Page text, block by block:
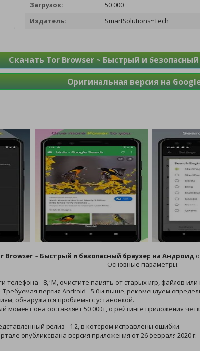
Загрузок:
50 000+
Издатель:
SmartSolutions~Tech
Скачать Tor Browser ~ Быстрый и
Оригинальная версия на
Browser ~ Быстрый и безопасный браузер на Андроид
Основные параметры.
телефона - 8,1M, очистите память от старых игр, файлов или
версия Android - 5.0 и выше, рекомендуем
обнаружатся проблемы с установкой.
момент она составляет 50 000+, о рейтинге приложения
релиз - 1.2, в котором исправлены ошибки.
опубликована версия приложения от 26 февраля 2020